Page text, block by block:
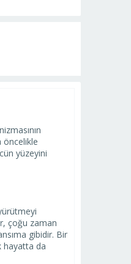
öncelikle
yüzeyini
çoğu zaman
gibidir. Bir
hayatta da